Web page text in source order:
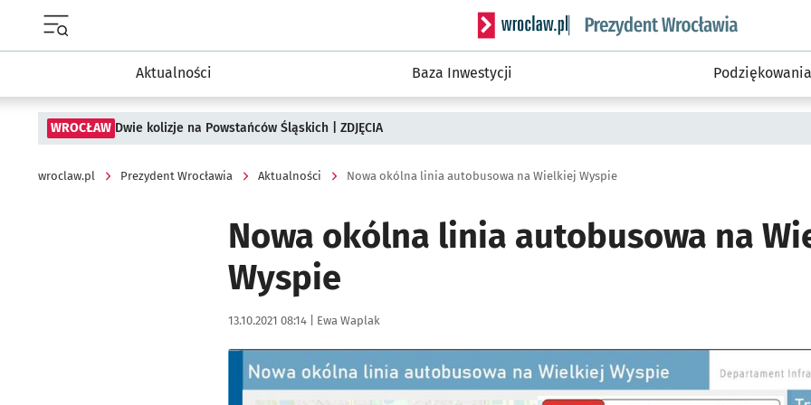
Serwis informacyjny wroclaw.pl podserwis:
Aktualności Baza Inwestycji Podziękowania
WROCŁAW Dwie kolizje na Powstańców Śląskich | ZDJĘCIA
wroclaw.pl Prezydent Wrocławia Aktualności Nowa okólna linia autobusowa na Wielkiej Wyspie
Nowa okólna linia autobusowa na
Wyspie
Data publikacji:
13.10.2021 08:14 | Autor:
Ewa Waplak
Kliknij, aby powiększyć